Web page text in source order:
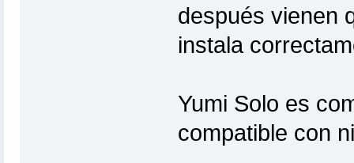
después vienen
instala
Yumi Solo es
compatible con